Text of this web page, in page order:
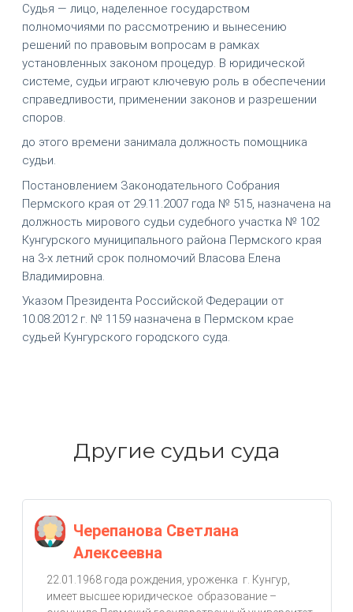
Судья — лицо, наделенное государством
полномочиями по рассмотрению и вынесению
решений по правовым вопросам в рамках
установленных законом процедур. В юридической
системе, судьи играют ключевую роль в обеспечении
справедливости, применении законов и разрешении
споров.
до этого времени занимала должность помощника
судьи.
Постановлением Законодательного Собрания
Пермского края от 29.11.2007 года № 515, назначена на
должность мирового судьи судебного участка № 102
Кунгурского муниципального района Пермского края
на 3-х летний срок полномочий Власова Елена
Владимировна.
Указом Президента Российской Федерации от
10.08.2012 г. № 1159 назначена в Пермском крае
судьей Кунгурского городского суда.
Другие судьи суда
Черепанова Светлана
Алексеевна
22.01.1968 года рождения, уроженка г. Кунгур,
имеет высшее юридическое образование –